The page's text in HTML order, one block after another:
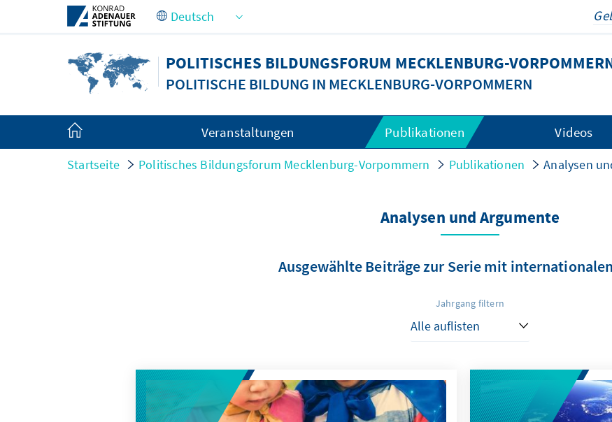
Zum Hauptinhalt springen
POLITISCHES BILDUNGSFORUM MECKLENBURG-
POLITISCHE BILDUNG IN MECKLENBURG-VORPOMMERN
Veranstaltungen Publikationen Videos
Startseite Politisches Bildungsforum Mecklenburg-Vorpommern Publikationen Analysen
Analysen und Argumente
Ausgewählte Beiträge zur Serie mit
Jahrgang filtern